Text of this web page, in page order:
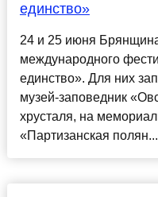
единство»
24 и 25 июня
международного
единство». Для них
музей-заповедник
хрусталя, на
«Партизанская полян...